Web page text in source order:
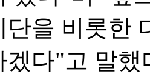
단을 비롯한
겠다"고 말했